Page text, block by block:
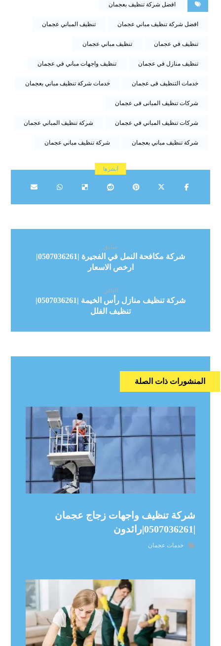
افضل شركة تنظيف بعجمان
افضل شركة تنظيف مباني عجمان تنظيف المباني عجمان
تنظيف في عجمان تنظيف مباني عجمان
تنظيف منازل في عجمان تنظيف واجهات مباني في عجمان
خدمات التنظيف فى عجمان خدمات شركة تنظيف مباني بعجمان
شركات تنظيف المبانى فى عجمان
شركات تنظيف المباني في عجمان شركة تنظيف المباني عجمان
شركة تنظيف مباني بعجمان شركة تنظيف مباني عجمان
سابق
شركة مكافحة النمل في الفجيرة |0507036261|
ارخص الاسعار
التالي
شركة تنظيف منازل رأس الخيمة |0507036261|
تنظيف الفلل
المنشورات ذات الصلة
شركة تنظيف واجهات زجاج عجمان
|0507036261|رائدون
خدمات عجمان